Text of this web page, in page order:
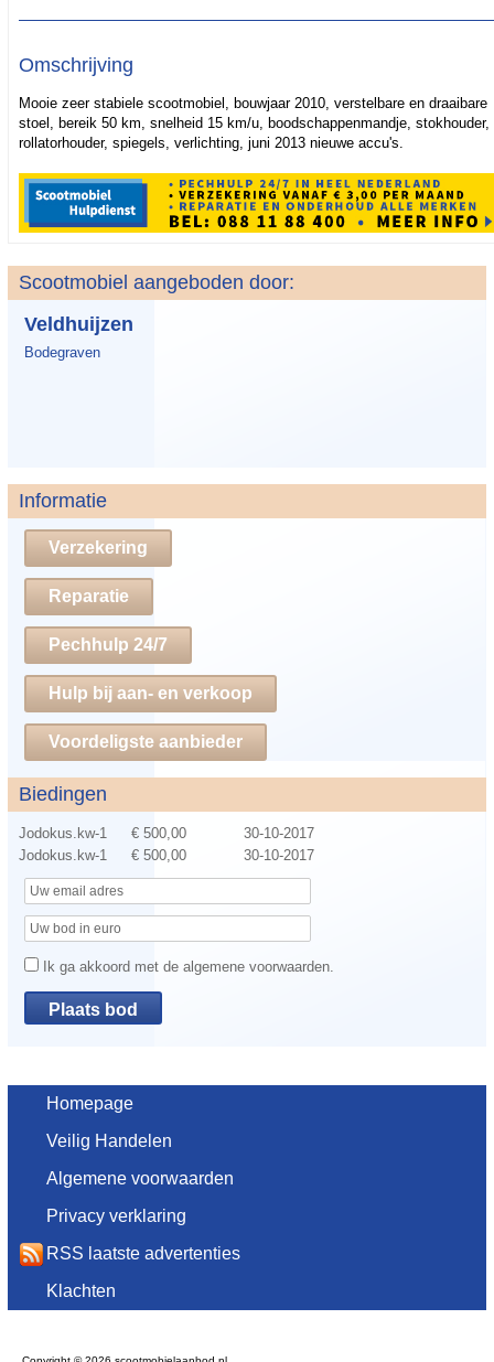
Omschrijving
Mooie zeer stabiele scootmobiel, bouwjaar 2010, verstelbare en draaibare
stoel, bereik 50 km, snelheid 15 km/u, boodschappenmandje, stokhouder,
rollatorhouder, spiegels, verlichting, juni 2013 nieuwe accu's.
Scootmobiel aangeboden door:
Veldhuijzen
Bodegraven
Informatie
Verzekering
Reparatie
Pechhulp 24/7
Hulp bij aan- en verkoop
Voordeligste aanbieder
Biedingen
Jodokus.kw-1 € 500,00
30-10-2017
Jodokus.kw-1
€ 500,00 30-10-2017
Ik ga akkoord met de algemene voorwaarden.
Homepage
Veilig Handelen
Algemene voorwaarden
Privacy verklaring
RSS laatste advertenties
Klachten